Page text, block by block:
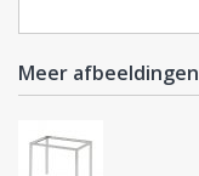
Meer afbeeldingen